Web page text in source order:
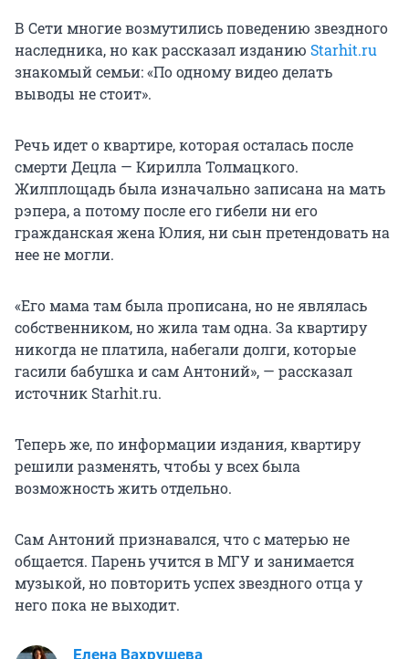
В Сети многие возмутились поведению звездного
наследника, но как рассказал изданию Starhit.ru
знакомый семьи: «По одному видео делать
выводы не стоит».
Речь идет о квартире, которая осталась после
смерти Децла — Кирилла Толмацкого.
Жилплощадь была изначально записана на мать
рэпера, а потому после его гибели ни его
гражданская жена Юлия, ни сын претендовать на
нее не могли.
«Его мама там была прописана, но не являлась
собственником, но жила там одна. За квартиру
никогда не платила, набегали долги, которые
гасили бабушка и сам Антоний», — рассказал
источник Starhit.ru.
Теперь же, по информации издания, квартиру
решили разменять, чтобы у всех была
возможность жить отдельно.
Сам Антоний признавался, что с матерью не
общается. Парень учится в МГУ и занимается
музыкой, но повторить успех звездного отца у
него пока не выходит.
Елена Вахрушева